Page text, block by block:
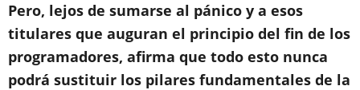
Pero, lejos de sumarse al pánico y a esos
titulares que auguran el principio del fin de los
programadores, afirma que todo esto nunca
podrá sustituir los pilares fundamentales de la